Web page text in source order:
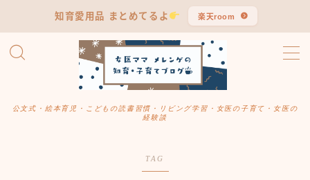
知育愛用品 まとめてるよ 楽天room
公文式・絵本育児・こどもの読書習慣・リビング学習・女医の子育て・女医の
経験談
MENU
公文式まとめ
TAG